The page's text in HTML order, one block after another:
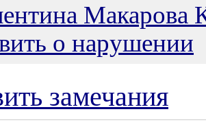
Макарова
о нарушении
замечания